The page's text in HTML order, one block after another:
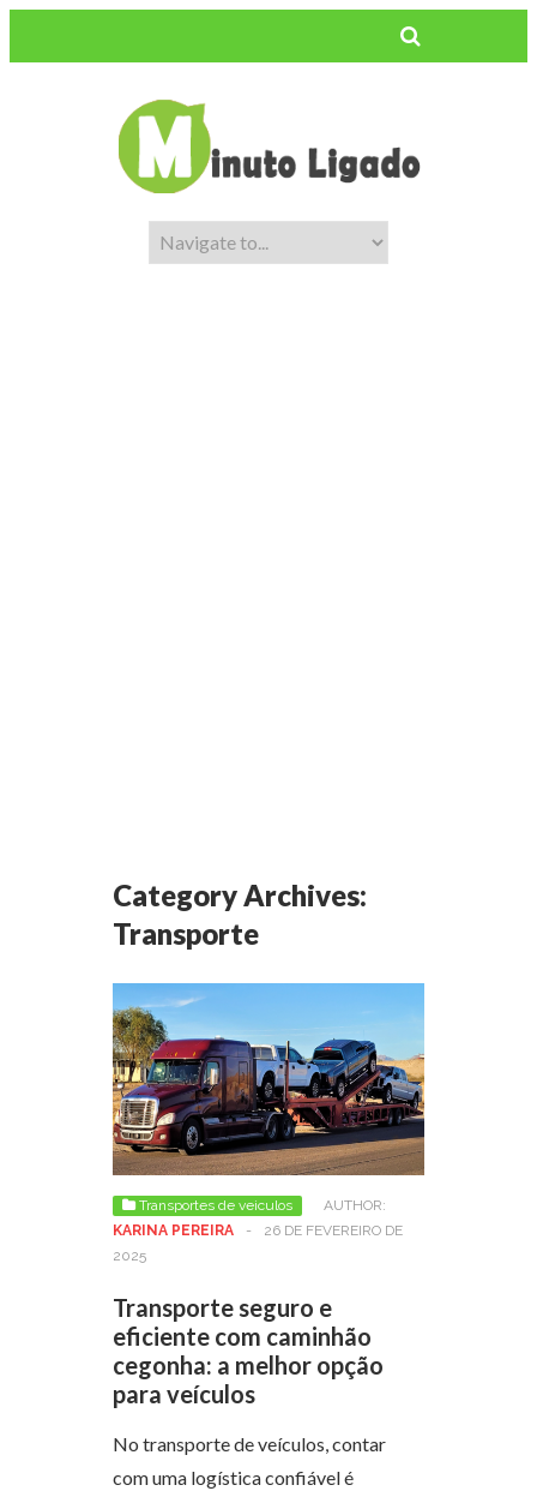
Category Archives:
Transporte
Transportes de veiculos
AUTHOR:
KARINA PEREIRA
-
26 DE FEVEREIRO DE
2025
Transporte seguro e
eficiente com caminhão
cegonha: a melhor opção
para veículos
No transporte de veículos, contar
com uma logística confiável é